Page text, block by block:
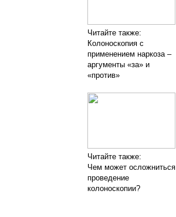
Читайте также:
Колоноскопия с
применением наркоза –
аргументы «за» и
«против»
Читайте также:
Чем может осложниться
проведение
колоноскопии?